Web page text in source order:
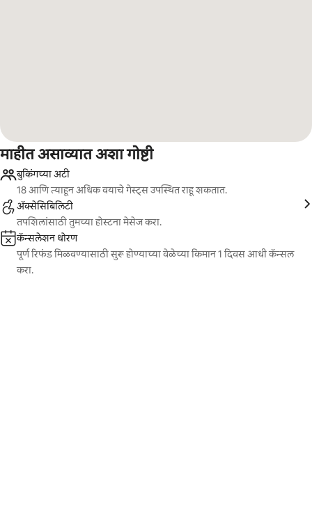
माहीत असाव्यात अशा गोष्टी
बुकिंगच्या अटी
18 आणि त्याहून अधिक वयाचे गेस्ट्स उपस्थित राहू शकतात.
ॲक्सेसिबिलिटी
तपशिलांसाठी तुमच्या होस्टना मेसेज करा.
कॅन्सलेशन धोरण
पूर्ण रिफंड मिळवण्यासाठी सुरू होण्याच्या वेळेच्या किमान 1 दिवस आधी कॅन्सल
करा.